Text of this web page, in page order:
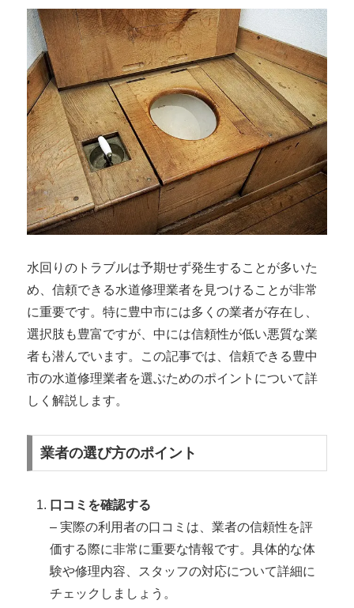
水回りのトラブルは予期せず発生することが多いた
め、信頼できる水道修理業者を見つけることが非常
に重要です。特に豊中市には多くの業者が存在し、
選択肢も豊富ですが、中には信頼性が低い悪質な業
者も潜んでいます。この記事では、信頼できる豊中
市の水道修理業者を選ぶためのポイントについて詳
しく解説します。
業者の選び方のポイント
口コミを確認する
– 実際の利用者の口コミは、業者の信頼性を評
価する際に非常に重要な情報です。具体的な体
験や修理内容、スタッフの対応について詳細に
チェックしましょう。